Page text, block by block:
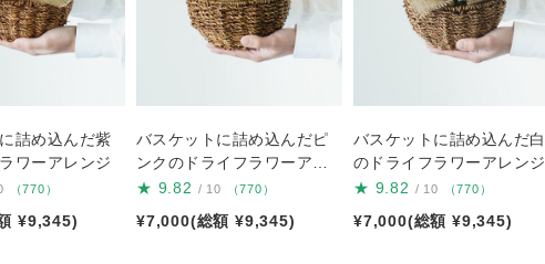
詰め込んだ紫
ワーアレンジ
（770）
¥9,345)
バスケットに詰め込んだピ
ンクのドライフラワーアレ
ンジ
★ 9.82 / 10 （770）
¥7,000(総額 ¥9,345)
バスケットに詰め込んだ白
のドライフラワーアレンジ
★ 9.82 / 10 （770）
¥7,000(総額 ¥9,345)